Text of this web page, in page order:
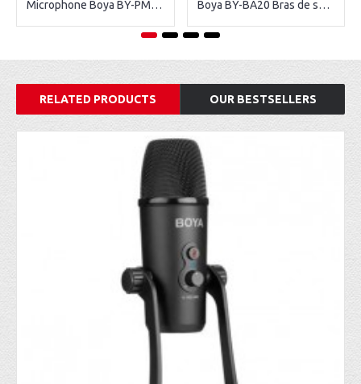
Microphone Boya BY-PM700 USB Boya BY-BA20 Bras de suspension à ressort pour microphone
RELATED PRODUCTS OUR BESTSELLERS